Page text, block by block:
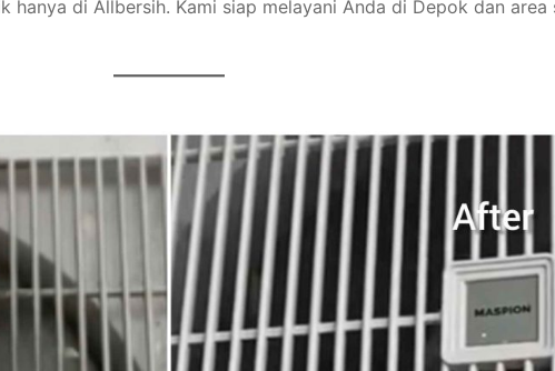
di Allbersih. Kami siap melayani Anda di Depok dan area